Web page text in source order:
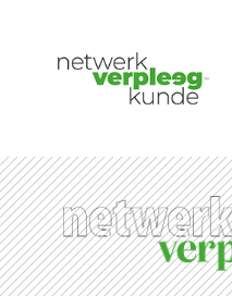
OVER NETWERK
NIEUWS
RUBRIEKEN